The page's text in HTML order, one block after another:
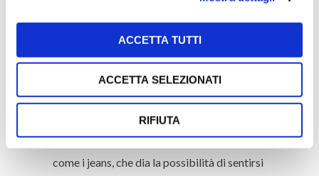
ACCETTA TUTTI
ACCETTA SELEZIONATI
RIFIUTA
Legno – Rappresenta l’e lemento di coloro
che agiscono… le persone legno sono quelle
che perseguono un obiettivo di crescita, che
le richiede di essere iperattive ed iper-
dinamiche. In termini di stile? Un
abbigliamento sportivo e casual, comodo,
come i jeans, che dia la possibilità di sentirsi